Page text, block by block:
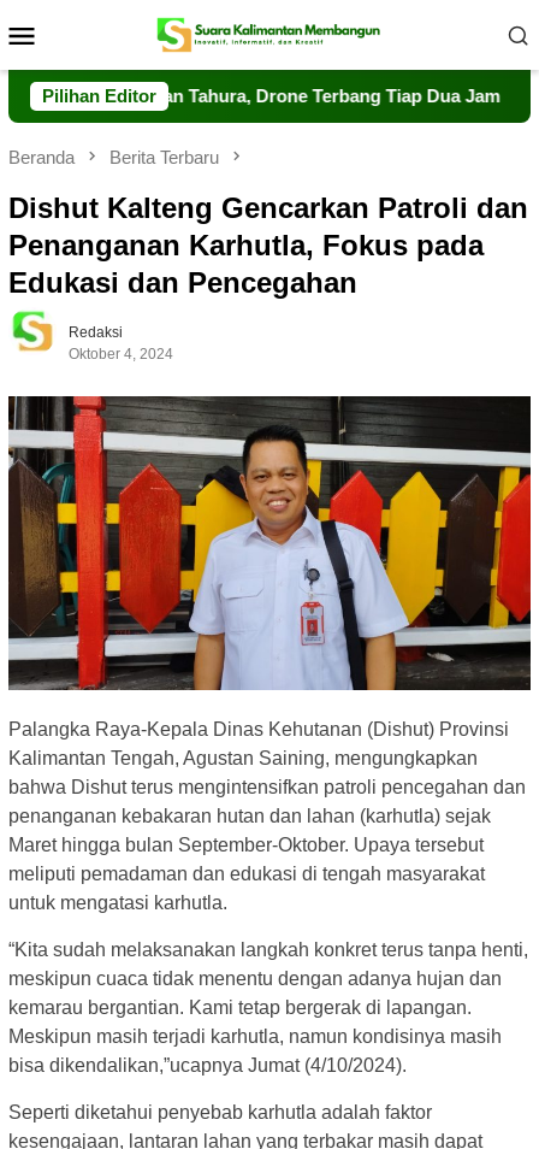
ke
Mobile
Pilihan Editor
Tahura, Drone Terbang Tiap Dua Jam
Beranda Berita Terbaru
Dishut Kalteng Gencarkan Patroli dan
Penanganan Karhutla, Fokus pada
Edukasi dan Pencegahan
Redaksi
Oktober 4, 2024
Palangka Raya-Kepala Dinas Kehutanan (Dishut) Provinsi
Kalimantan Tengah, Agustan Saining, mengungkapkan
bahwa Dishut terus mengintensifkan patroli pencegahan dan
penanganan kebakaran hutan dan lahan (karhutla) sejak
Maret hingga bulan September-Oktober. Upaya tersebut
meliputi pemadaman dan edukasi di tengah masyarakat
untuk mengatasi karhutla.
“Kita sudah melaksanakan langkah konkret terus tanpa henti,
meskipun cuaca tidak menentu dengan adanya hujan dan
kemarau bergantian. Kami tetap bergerak di lapangan.
Meskipun masih terjadi karhutla, namun kondisinya masih
bisa dikendalikan,”ucapnya Jumat (4/10/2024).
Seperti diketahui penyebab karhutla adalah faktor
kesengajaan, lantaran lahan yang terbakar masih dapat